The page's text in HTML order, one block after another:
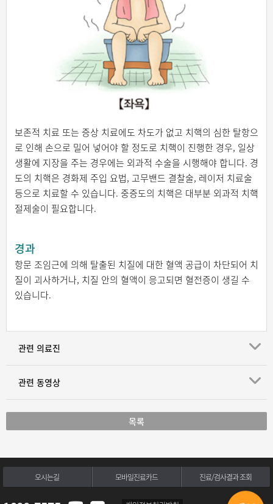
보존적 치료 또는 증상 치료에도 차도가 없고 치핵의 심한 탈항으
로 인해 손으로 밀어 넣어야 할 정도로 치핵이 진행한 경우, 일상
생활에 지장을 주는 경우에는 외과적 수술을 시행해야 합니다. 경
도의 치핵은 경화제 주입 요법, 고무밴드 결찰술, 레이저 치료술
등으로 치료할 수 있습니다. 중증도의 치핵은 대부분 외과적 치핵
절제술이 필요합니다.
경과
항문 조임근에 의해 탈출된 치질에 대한 혈액 공급이 차단되어 치
질이 괴사하거나, 치질 안의 혈액이 응고되면 혈전증이 생길 수
있습니다.
관련 의료진
관련 동영상
목록
오시는길 모바일진료카드 진료/검사결과 조회